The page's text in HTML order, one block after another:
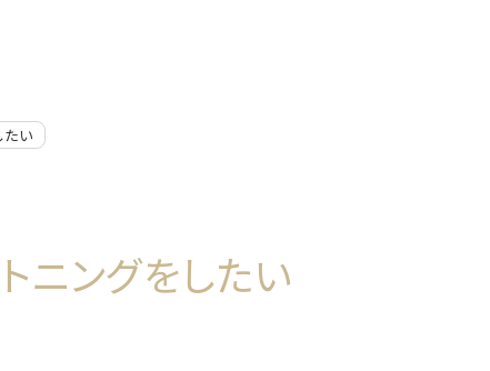
たい
ニングをしたい